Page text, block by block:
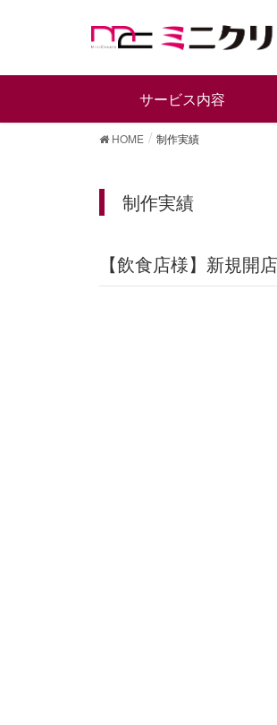
サービス内容
HOME 制作実績
制作実績
【飲食店様】新規